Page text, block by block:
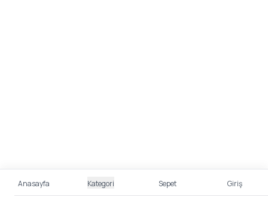
Anasayfa Kategori Sepet Giriş